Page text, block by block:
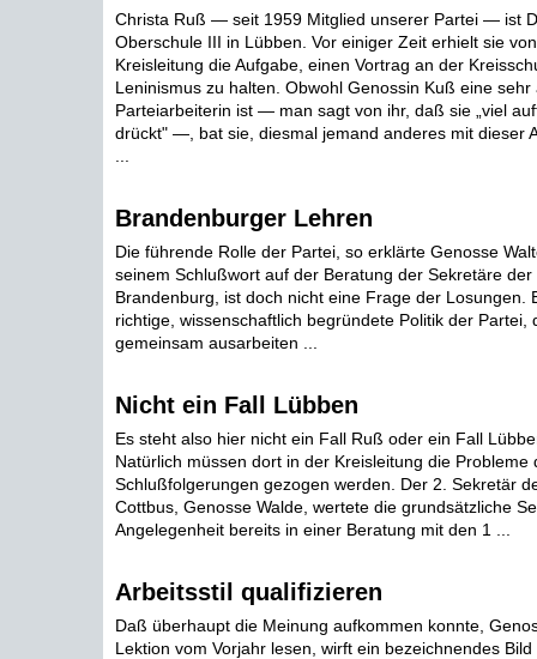
Christa Ruß — seit 1959 Mitglied unserer Partei — ist
Oberschule III in Lübben. Vor einiger Zeit erhielt sie
Kreisleitung die Aufgabe, einen Vortrag an der
Leninismus zu halten. Obwohl Genossin Kuß eine sehr
Parteiarbeiterin ist — man sagt von ihr, daß sie „viel
drückt" —, bat sie, diesmal jemand anderes mit dieser
Brandenburger Lehren
Die führende Rolle der Partei, so erklärte Genosse
seinem Schlußwort auf der Beratung der Sekretäre der
Brandenburg, ist doch nicht eine Frage der Losungen.
richtige, wissenschaftlich begründete Politik der Partei,
gemeinsam ausarbeiten ...
Nicht ein Fall Lübben
Es steht also hier nicht ein Fall Ruß oder ein Fall
Natürlich müssen dort in der Kreisleitung die Probleme
Schlußfolgerungen gezogen werden. Der 2. Sekretär
Cottbus, Genosse Walde, wertete die grundsätzliche
Angelegenheit bereits in einer Beratung mit den 1 ...
Arbeitsstil qualifizieren
Daß überhaupt die Meinung aufkommen konnte,
Lektion vom Vorjahr lesen, wirft ein bezeichnendes